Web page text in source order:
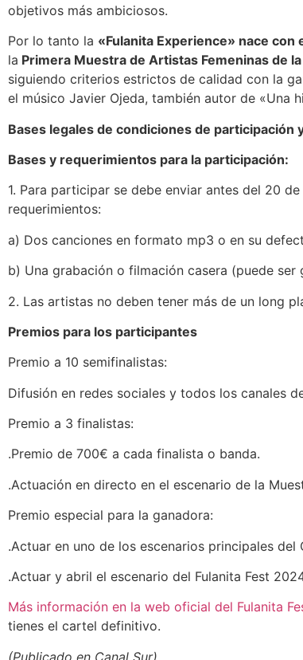
objetivos más ambiciosos.
Por lo tanto la «Fulanita Experience» nace
la Primera Muestra de Artistas Femeninas de
siguiendo criterios estrictos de calidad con la
el músico Javier Ojeda, también autor de «Una
Bases legales de condiciones de participación
Bases y requerimientos para la participación:
1. Para participar se debe enviar antes del 20
requerimientos:
a) Dos canciones en formato mp3 o en su
b) Una grabación o filmación casera (puede
2. Las artistas no deben tener más de un long
Premios para los participantes
Premio a 10 semifinalistas:
Difusión en redes sociales y todos los canales
Premio a 3 finalistas:
.Premio de 700€ a cada finalista o banda.
.Actuación en directo en el escenario de la
Premio especial para la ganadora:
.Actuar en uno de los escenarios principales del
.Actuar y abril el escenario del Fulanita Fest
Más información en la web oficial del Fulanita
tienes el cartel definitivo.
(Publicado en Canal Sur).